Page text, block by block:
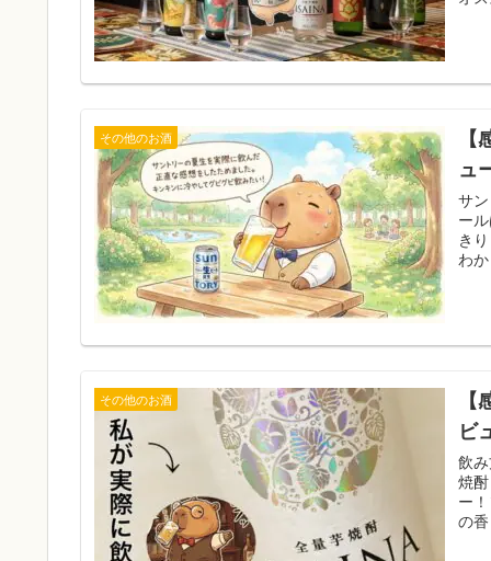
その他のお酒
ュ
サ
ー
き
わ
その他のお酒
ビ
飲
焼
ー
の